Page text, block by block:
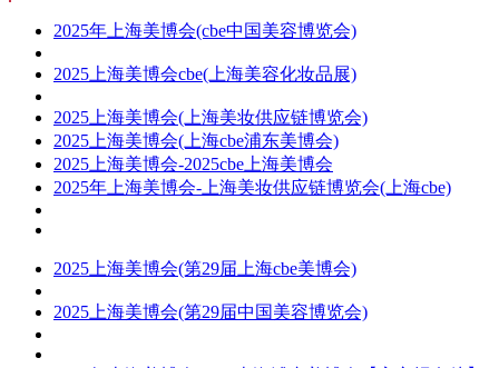
2025年上海美博会(cbe中国美容博览会)
2025上海美博会cbe(上海美容化妆品展)
2025上海美博会(上海美妆供应链博览会)
2025上海美博会(上海cbe浦东美博会)
2025上海美博会-2025cbe上海美博会
2025年上海美博会-上海美妆供应链博览会(上海cbe)
2025上海美博会(第29届上海cbe美博会)
2025上海美博会(第29届中国美容博览会)